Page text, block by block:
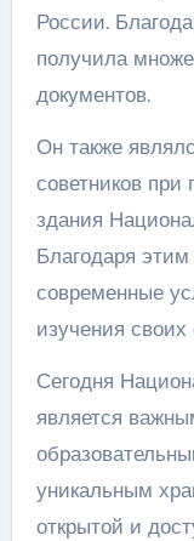
России.
получила
документов.
Он также
советников при
здания
Благодаря
современные
изучения своих
Сегодня
является
уникальным
открытой и